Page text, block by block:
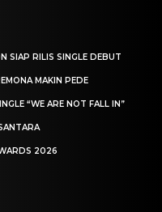
SIAP RILIS SINGLE DEBUT
MAKIN PEDE
“WE ARE NOT FALL IN”
2026